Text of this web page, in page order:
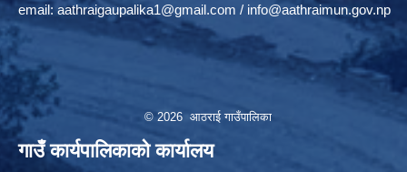
email: aathraigaupalika1@gmail.com / info@aathraimun.gov.np
© 2026 आठराई गाउँपालिका
गाउँ कार्यपालिकाको कार्यालय